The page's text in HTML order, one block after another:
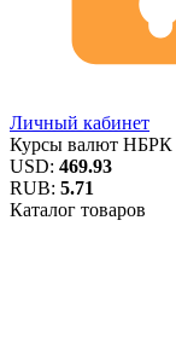
Личный кабинет
Курсы валют НБРК
USD: 469.93
RUB: 5.71
Каталог товаров